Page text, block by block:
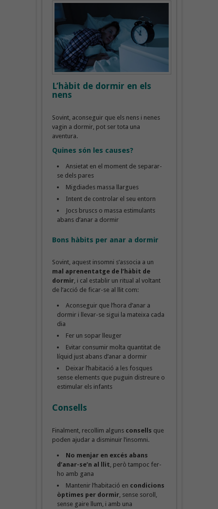
L’hàbit de dormir en els
nens
Sovint, aconseguir que els nens i nenes
vagin a dormir, pot ser tota una
aventura.
Quines són les causes?
Ansietat en el moment de separar-
se dels pares
Migdiades massa llargues
Intent de controlar el seu entorn
Jocs bruscs o massa estimulants
abans d’anar a dormir
Bons hàbits per anar a dormir
Sovint, aquest insomni s’associa a un
mal aprenentatge de l’hàbit de
dormir, i cal establir un ritual al voltant
de l’acció de ficar-se al llit com:
Aconseguir que l’hora d’anar a
dormir i llevar-se sigui la mateixa cada
dia
Fer un sopar lleuger
Evitar consumir molta quantitat de
líquid just abans d’anar a dormir
Deixar l’habitació a les fosques
sense elements que puguin distreure o
estimular els infants
Consells
Finalment, recollim alguns consells que
poden ajudar a disminuir l’insomni.
No menjar en excés abans
d’anar-se’n al llit, però tampoc fer-
ho amb gana
Mantenir l’habitació en condicions
òptimes per dormir, sense soroll,
sense gaire llum, i amb una